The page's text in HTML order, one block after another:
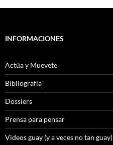
INFORMACIONES
Actúa y Muevete
Bibliografía
Dossiers
Prensa para pensar
Videos guay (y a veces no tan guay)